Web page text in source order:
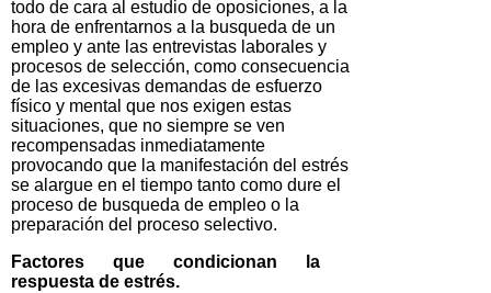
todo de cara al estudio de oposiciones, a la
hora de enfrentarnos a la busqueda de un
empleo y ante las entrevistas laborales y
procesos de selección, como consecuencia
de las excesivas demandas de esfuerzo
físico y mental que nos exigen estas
situaciones, que no siempre se ven
recompensadas inmediatamente
provocando que la manifestación del estrés
se alargue en el tiempo tanto como dure el
proceso de busqueda de empleo o la
preparación del proceso selectivo.
Factores que condicionan la
respuesta de estrés.